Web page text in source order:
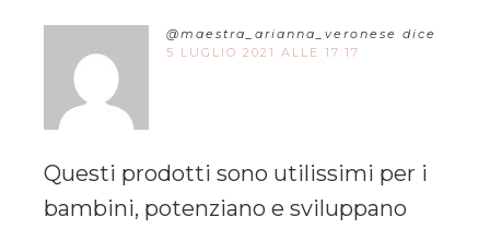
@maestra_arianna_veronese dice
5 LUGLIO 2021 ALLE 17:17
Questi prodotti sono utilissimi per i
bambini, potenziano e sviluppano